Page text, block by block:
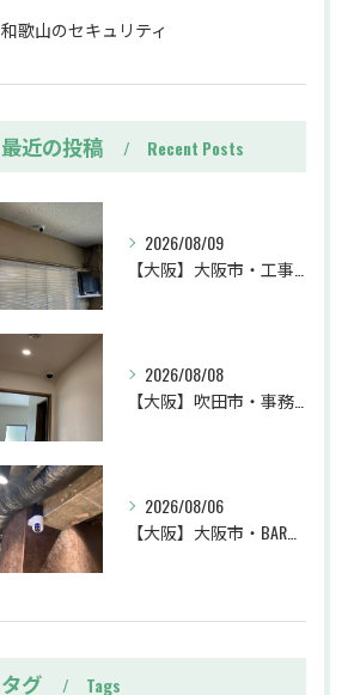
和歌山のセキュリティ
最近の投稿 Recent Posts
2026/08/09
2026/08/08
2026/08/06
タグ Tags